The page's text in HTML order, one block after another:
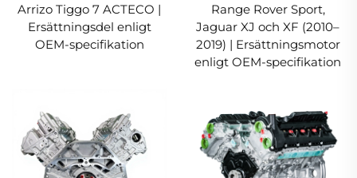
Arrizo Tiggo 7 ACTECO |
Ersättningsdel enligt
OEM-specifikation
Range Rover Sport,
Jaguar XJ och XF (2010–
2019) | Ersättningsmotor
enligt OEM-specifikation